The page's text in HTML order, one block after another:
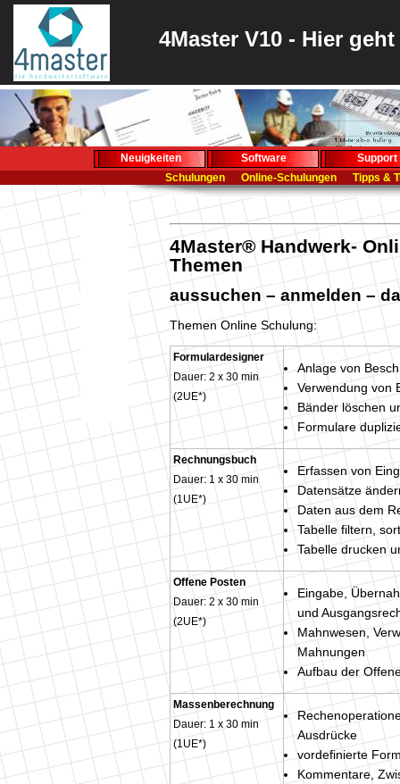
4Master V10 - Hier
Neuigkeiten Software
Support
Schulungen
Online-Schulungen Tipps &
4Master® Handwerk-
Themen
aussuchen – anmelden –
Themen Online Schulung:
Formulardesigner
Dauer: 2 x 30 min
(2UE*)
Anlage von
Verwendung von
Bänder löschen
Formulare
Rechnungsbuch
Dauer: 1 x 30 min
(1UE*)
Erfassen von
Datensätze
Daten aus dem
Tabelle filtern,
Tabelle drucken
Offene Posten
Dauer: 2 x 30 min
(2UE*)
Eingabe,
und
Mahnwesen,
Mahnungen
Aufbau der
Massenberechnung
Dauer: 1 x 30 min
(1UE*)
Ausdrücke
vordefinierte
Kommentare,